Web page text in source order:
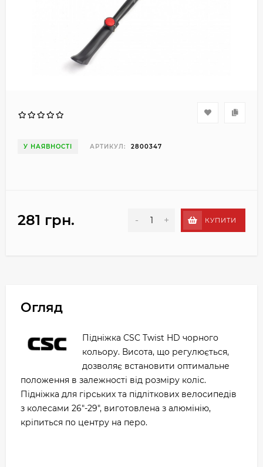
У НАЯВНОСТІ АРТИКУЛ: 2800347
281 грн. - + КУПИТИ
Огляд
Підніжка CSC Twist HD чорного
кольору. Висота, що регулюється,
дозволяє встановити оптимальне
положення в залежності від розміру коліс.
Підніжка для гірських та підліткових велосипедів
з колесами 26"-29", виготовлена з алюмінію,
кріпиться по центру на перо.